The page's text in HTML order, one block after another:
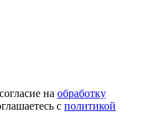
на обработку
с политикой